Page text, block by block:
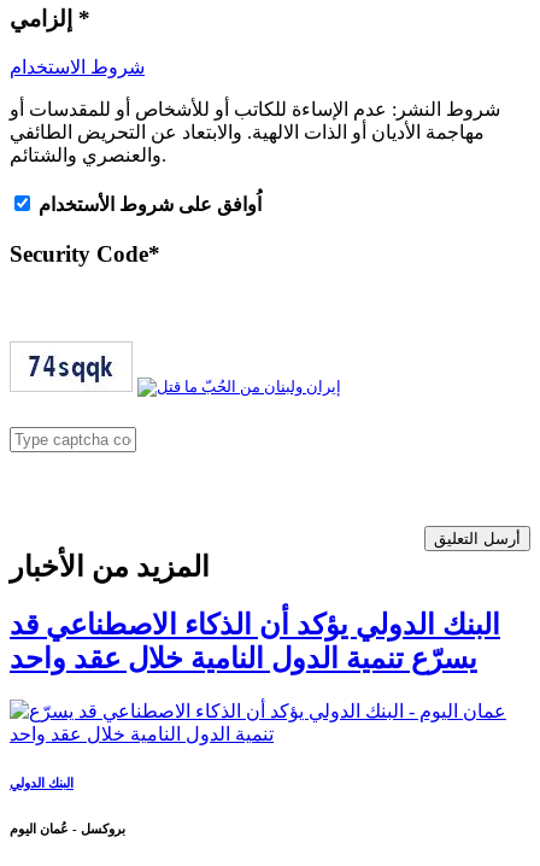
*
شروط الاستخدام
شروط النشر: عدم الإساءة للكاتب أو للأشخاص أو للمقدسات أو
مهاجمة الأديان أو الذات الالهية. والابتعاد عن التحريض الطائفي
والعنصري والشتائم.
اُوافق على شروط الأستخدام
Security Code*
أرسل التعليق
المزيد من الأخبار
البنك الدولي يؤكد أن الذكاء الاصطناعي قد
يسرّع تنمية الدول النامية خلال عقد واحد
البنك الدولي
بروكسل - عُمان اليوم